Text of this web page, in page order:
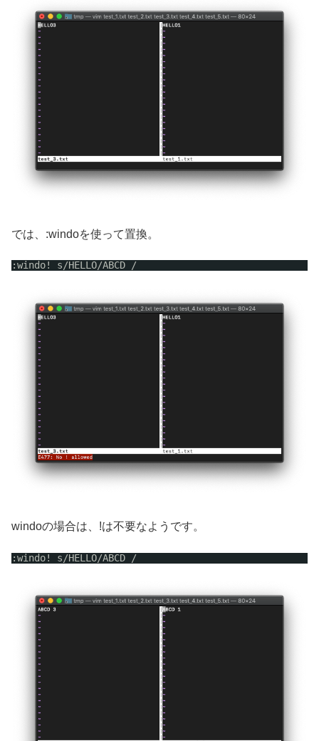
では、:windoを使って置換。
:windo! s/HELLO/ABCD /
windoの場合は、!は不要なようです。
:windo! s/HELLO/ABCD /